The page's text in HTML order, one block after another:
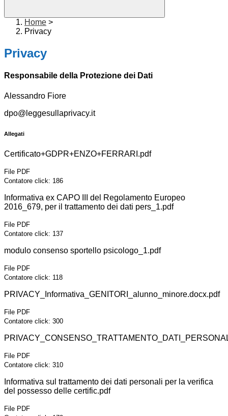
Home >
Privacy
Privacy
Responsabile della Protezione dei Dati
Alessandro Fiore
dpo@leggesullaprivacy.it
Allegati
Certificato+GDPR+ENZO+FERRARI.pdf
File PDF
Contatore click: 186
Informativa ex CAPO III del Regolamento Europeo
2016_679, per il trattamento dei dati pers_1.pdf
File PDF
Contatore click: 137
modulo consenso sportello psicologo_1.pdf
File PDF
Contatore click: 118
PRIVACY_Informativa_GENITORI_alunno_minore.docx.pdf
File PDF
Contatore click: 300
File PDF
Contatore click: 310
Informativa sul trattamento dei dati personali per la verifica
del possesso delle certific.pdf
File PDF